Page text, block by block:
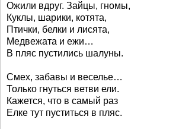
Ожили вдруг. Зайцы, гномы,
Куклы, шарики, котята,
Птички, белки и лисята,
Медвежата и ежи…
В пляс пустились шалуны.
Смех, забавы и веселье…
Только гнуться ветви ели.
Кажется, что в самый раз
Елке тут пуститься в пляс.